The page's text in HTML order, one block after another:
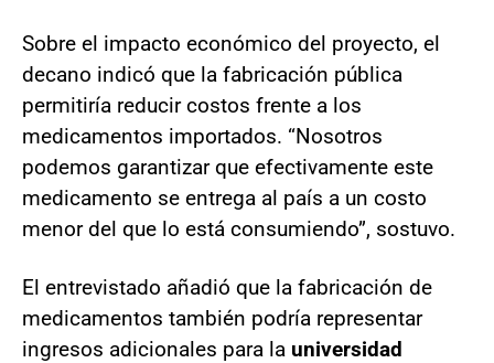
Sobre el impacto económico del proyecto, el
decano indicó que la fabricación pública
permitiría reducir costos frente a los
medicamentos importados. “Nosotros
podemos garantizar que efectivamente este
medicamento se entrega al país a un costo
menor del que lo está consumiendo”, sostuvo.
El entrevistado añadió que la fabricación de
medicamentos también podría representar
ingresos adicionales para la universidad